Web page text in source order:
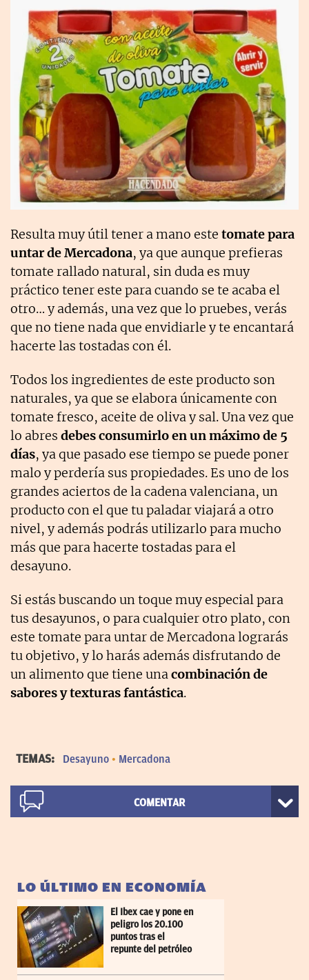
Resulta muy útil tener a mano este tomate para
untar de Mercadona, ya que aunque prefieras
tomate rallado natural, sin duda es muy
práctico tener este para cuando se te acaba el
otro… y además, una vez que lo pruebes, verás
que no tiene nada que envidiarle y te encantará
hacerte las tostadas con él.
Todos los ingredientes de este producto son
naturales, ya que se elabora únicamente con
tomate fresco, aceite de oliva y sal. Una vez que
lo abres debes consumirlo en un máximo de 5
días, ya que pasado ese tiempo se puede poner
malo y perdería sus propiedades. Es uno de los
grandes aciertos de la cadena valenciana, un
producto con el que tu paladar viajará a otro
nivel, y además podrás utilizarlo para mucho
más que para hacerte tostadas para el
desayuno.
Si estás buscando un toque muy especial para
tus desayunos, o para cualquier otro plato, con
este tomate para untar de Mercadona lograrás
tu objetivo, y lo harás además disfrutando de
un alimento que tiene unacombinación de
sabores y texturas fantástica.
TEMAS: Desayuno Mercadona
COMENTAR
LO ÚLTIMO EN ECONOMÍA
El Ibex cae y pone en
peligro los 20.100
puntos tras el
repunte del petróleo